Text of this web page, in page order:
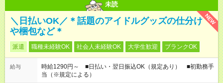
未読
NEW
＼日払いOK／＊話題のアイドルグッズの仕分け
や梱包など＊
派遣 職種未経験OK 社会人未経験OK 大学生歓迎 ブランクOK
給与
時給1290円～ ■日払い・翌日振込OK（規定あり） ■初勤務手
当（※規定による）